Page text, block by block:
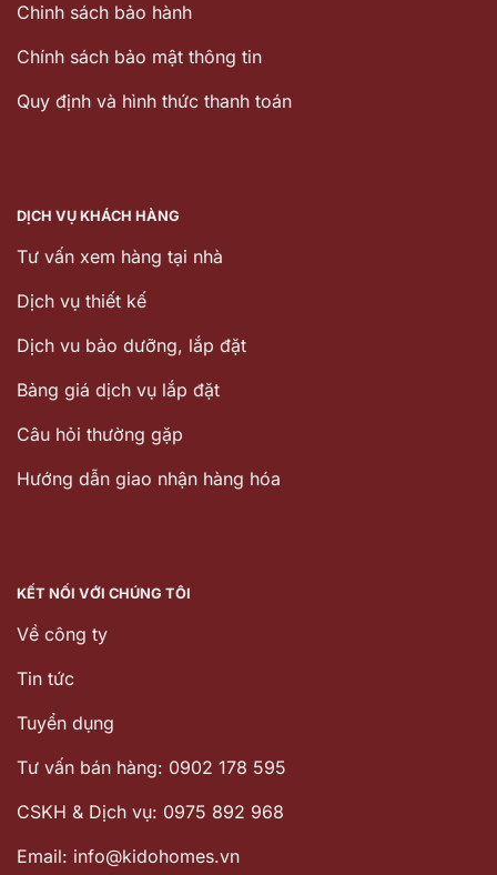
Chinh sách bảo hành
Chính sách bảo mật thông tin
Quy định và hình thức thanh toán
DỊCH VỤ KHÁCH HÀNG
Tư vấn xem hàng tại nhà
Dịch vụ thiết kế
Dịch vu bảo dưỡng, lắp đặt
Bảng giá dịch vụ lắp đặt
Câu hỏi thường gặp
Hướng dẫn giao nhận hàng hóa
KẾT NỐI VỚI CHÚNG TÔI
Về công ty
Tin tức
Tuyển dụng
Tư vấn bán hàng: 0902 178 595
CSKH & Dịch vụ: 0975 892 968
Email: info@kidohomes.vn